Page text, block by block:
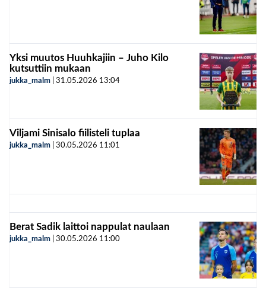
Yksi muutos Huuhkajiin – Juho Kilo
kutsuttiin mukaan
jukka_malm 31.05.2026 13:04
Viljami Sinisalo fiilisteli tuplaa
jukka_malm 30.05.2026 11:01
Berat Sadik laittoi nappulat naulaan
jukka_malm 30.05.2026 11:00